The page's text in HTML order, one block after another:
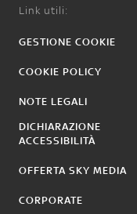
Link utili:
GESTIONE COOKIE
COOKIE POLICY
NOTE LEGALI
DICHIARAZIONE
ACCESSIBILITÀ
OFFERTA SKY MEDIA
CORPORATE